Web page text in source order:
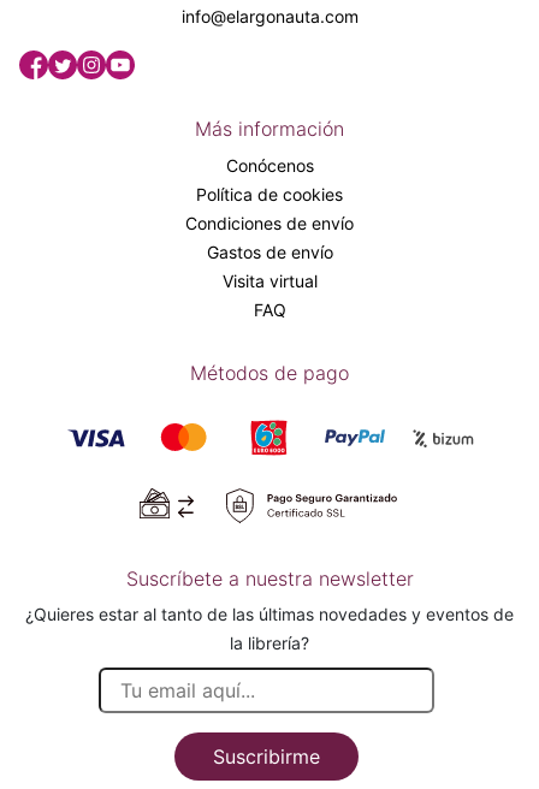
info@elargonauta.com
Más información
Conócenos
Política de cookies
Condiciones de envío
Gastos de envío
Visita virtual
FAQ
Métodos de pago
Suscríbete a nuestra newsletter
¿Quieres estar al tanto de las últimas novedades y eventos de
la librería?
Suscribirme